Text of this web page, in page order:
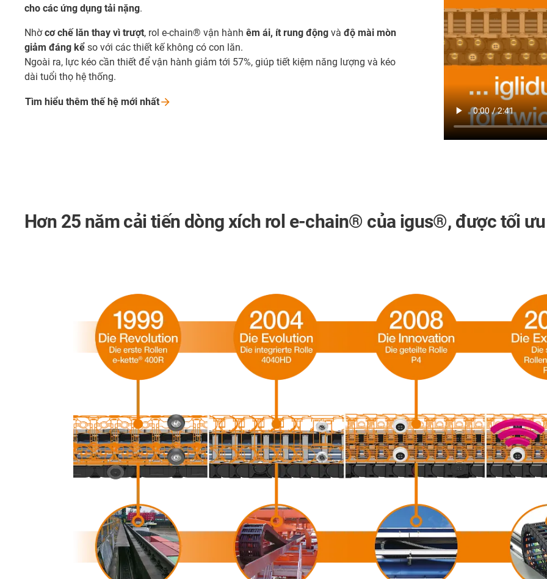
cho các ứng dụng tải nặng.
Nhờcơ chế lăn thay vì trượt, rol e-chain® vận hành êm ái, ít rung động và độ mài mòn
giảm đáng kể so với các thiết kế không có con lăn.
Ngoài ra, lực kéo cần thiết để vận hành giảm tới 57%, giúp tiết kiệm năng lượng và kéo
dài tuổi thọ hệ thống.
Tìm hiểu thêm thế hệ mới nhất
Hơn 25 năm cải tiến dòngxích rol e-chain® của igus®, được tối